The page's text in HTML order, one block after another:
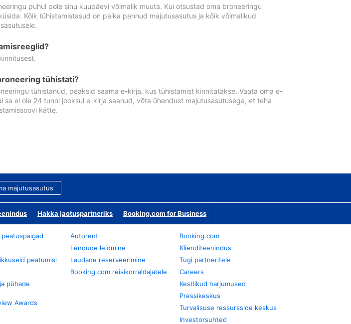
puhul pole sinu kuupäevi võimalik muuta. Kui otsustad oma broneeringu
Kõik tühistamistasud on paika pannud majutusasutus ja kõik võimalikud
tühistati?
tühistanud, peaksid saama e-kirja, kus tühistamist kinnitatakse. Vaata oma e-
sa ei ole 24 tunni jooksul e-kirja saanud, võta ühendust majutusasutusega, et teha
kätte.
majutusasutus
Hakka jaotuspartneriks Booking.com for Business
peatumisi
pühade
Awards
Autorent
Lendude leidmine
Laudade reserveerimine
Booking.com reisikorraldajatele
Booking.com
Klienditeenindus
Tugi partneritele
Careers
Kestlikud harjumused
Pressikeskus
Turvalisuse ressursside keskus
Investorsuhted